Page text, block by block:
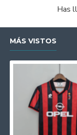
Has
MÁS VISTOS